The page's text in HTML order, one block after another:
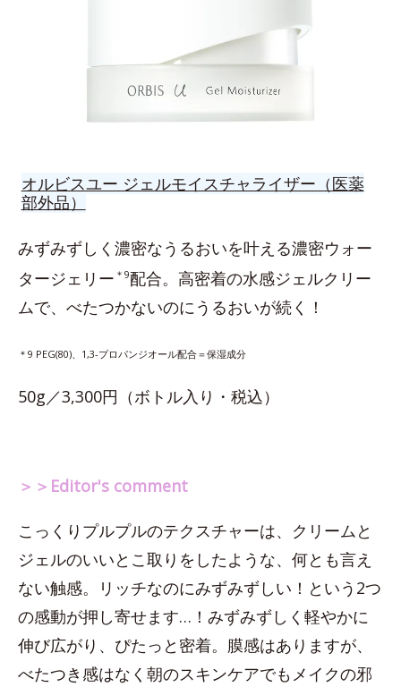
オルビスユー ジェルモイスチャライザー（医薬
部外品）
みずみずしく濃密なうるおいを叶える濃密ウォー
タージェリー ＊9配合。高密着の水感ジェルクリー
ムで、べたつかないのにうるおいが続く！
＊9 PEG(80)、1,3-プロパンジオール配合＝保湿成分
50g／3,300円（ボトル入り・税込）
＞＞Editor's comment
こっくりプルプルのテクスチャーは、クリームと
ジェルのいいとこ取りをしたような、何とも言え
ない触感。リッチなのにみずみずしい！という2つ
の感動が押し寄せます…！みずみずしく軽やかに
伸び広がり、ぴたっと密着。膜感はありますが、
べたつき感はなく朝のスキンケアでもメイクの邪